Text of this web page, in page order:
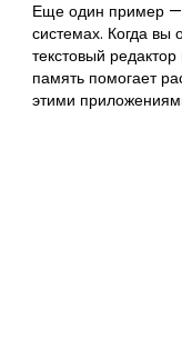
Еще один пример —
системах. Когда вы
текстовый
память помогает
этими